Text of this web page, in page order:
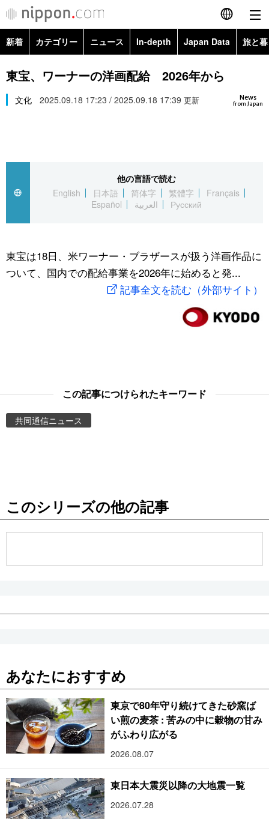
English
简体字
繁體字
العربية
社会
スポーツ・東京2020
旅と暮らし
Images
新着 カテゴリー ニュース In-depth Japan Data 旅と
政治・外交
経済・ビジネス
社会
文化
科学・技術
暮らし
Images
お知らせ
東宝、ワーナーの洋画配給 2026年から
News
from Japan
文化 2025.09.18 17:23 / 2025.09.18 17:39 更新
他の言語で読む
English
日本語 简体字 繁體字
Français
Español
العربية Русский
東宝は18日、米ワーナー・ブラザースが扱う洋画作品に
ついて、国内での配給事業を2026年に始めると発...
記事全文を読む（外部サイト）
この記事につけられたキーワード
共同通信ニュース
このシリーズの他の記事
あなたにおすすめ
東京で80年守り続けてきた砂窯ば
い煎の麦茶 : 苦みの中に穀物の甘み
がふわり広がる
2026.08.07
東日本大震災以降の大地震一覧
2026.07.28